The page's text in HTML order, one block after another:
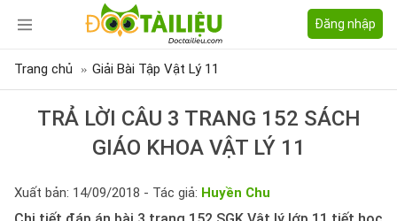
Đăng nhập
Trang chủ Giải Bài Tập Vật Lý 11
TRẢ LỜI CÂU 3 TRANG 152 SÁCH
GIÁO KHOA VẬT LÝ 11
Xuất bản: 14/09/2018 - Tác giả: Huyền Chu